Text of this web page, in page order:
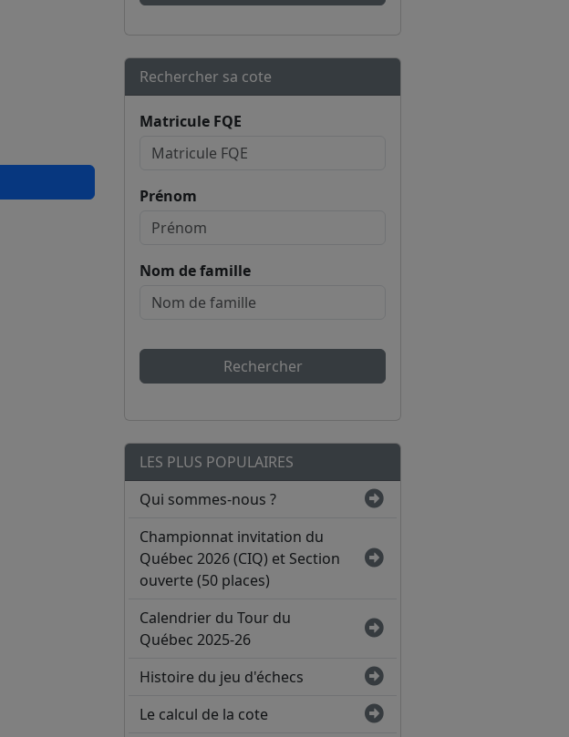
Rechercher sa cote
Matricule FQE
Prénom
Nom de famille
Rechercher
LES PLUS POPULAIRES
Qui sommes-nous ?
Championnat invitation du
Québec 2026 (CIQ) et Section
ouverte (50 places)
Calendrier du Tour du
Québec 2025-26
Histoire du jeu d'échecs
Le calcul de la cote